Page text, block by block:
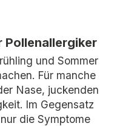
Pollenallergiker
und Sommer
Für manche
Nase, juckenden
Im Gegensatz
die Symptome